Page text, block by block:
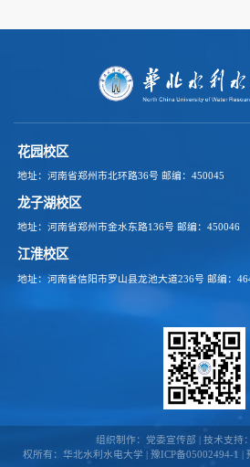
花园校区
地址：河南省郑州市北环路36号 邮编：450045
龙子湖校区
地址：河南省郑州市金水东路136号 邮编：450046
江淮校区
地址：河南省信阳市罗山县龙池大道236号 邮编：
组织制作：党委宣传部 | 技术支持
权所有：华北水利水电大学 | 豫ICP备05002494-1 |